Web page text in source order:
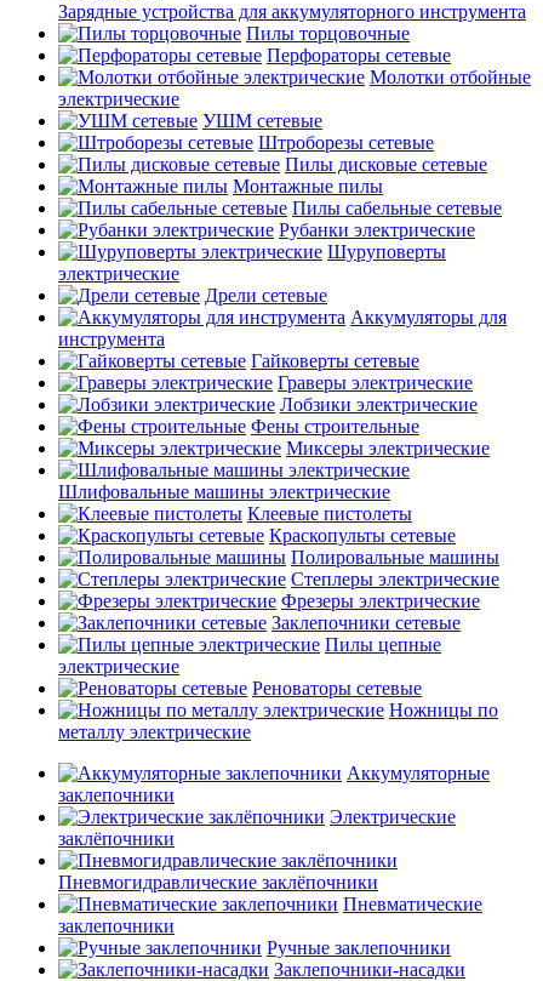
Зарядные устройства для аккумуляторного инструмента
Пилы торцовочные
Перфораторы сетевые
Молотки отбойные
электрические
УШМ сетевые
Штроборезы сетевые
Пилы дисковые сетевые
Монтажные пилы
Пилы сабельные сетевые
Рубанки электрические
Шуруповерты
электрические
Дрели сетевые
Аккумуляторы для
инструмента
Гайковерты сетевые
Граверы электрические
Лобзики электрические
Фены строительные
Миксеры электрические
Шлифовальные машины электрические
Клеевые пистолеты
Краскопульты сетевые
Полировальные машины
Степлеры электрические
Фрезеры электрические
Заклепочники сетевые
Пилы цепные
электрические
Реноваторы сетевые
Ножницы по
металлу электрические
Аккумуляторные
заклепочники
Электрические
заклёпочники
Пневмогидравлические заклёпочники
Пневматические
заклепочники
Ручные заклепочники
Заклепочники-насадки